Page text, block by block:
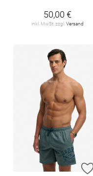
50,00 €
inkl. MwSt. zzgl. Versand